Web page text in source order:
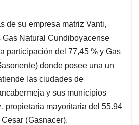
de su empresa matriz Vanti,
Natural Cundiboyacense
participación del 77,45 % y Gas
donde posee una un
las ciudades de
y sus municipios
propietaria mayoritaria del 55.94
(Gasnacer).